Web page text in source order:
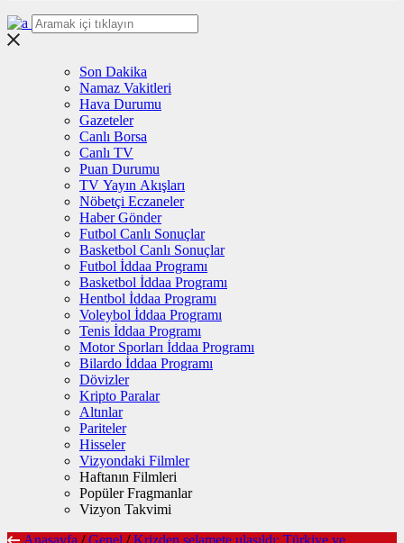
Son Dakika
Namaz Vakitleri
Hava Durumu
Gazeteler
Canlı Borsa
Canlı TV
Puan Durumu
TV Yayın Akışları
Nöbetçi Eczaneler
Haber Gönder
Futbol Canlı Sonuçlar
Basketbol Canlı Sonuçlar
Futbol İddaa Programı
Basketbol İddaa Programı
Hentbol İddaa Programı
Voleybol İddaa Programı
Tenis İddaa Programı
Motor Sporları İddaa Programı
Bilardo İddaa Programı
Dövizler
Kripto Paralar
Altınlar
Pariteler
Hisseler
Vizyondaki Filmler
Haftanın Filmleri
Popüler Fragmanlar
Vizyon Takvimi
Anasayfa / Genel / Krizden selamete ulaşıldı: Türkiye ve